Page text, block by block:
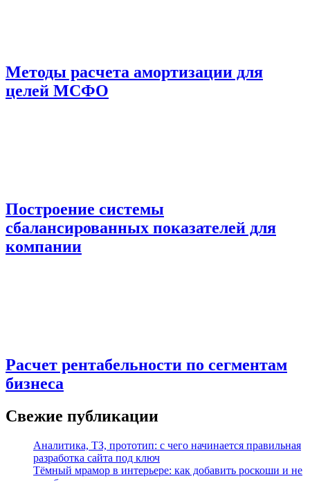
Методы расчета амортизации для
целей МСФО
Построение системы
сбалансированных показателей для
компании
Расчет рентабельности по сегментам
бизнеса
Свежие публикации
Аналитика, ТЗ, прототип: с чего начинается правильная
разработка сайта под ключ
Тёмный мрамор в интерьере: как добавить роскоши и не